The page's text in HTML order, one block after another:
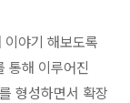
야기 해보도록
통해 이루어진
형성하면서 확장